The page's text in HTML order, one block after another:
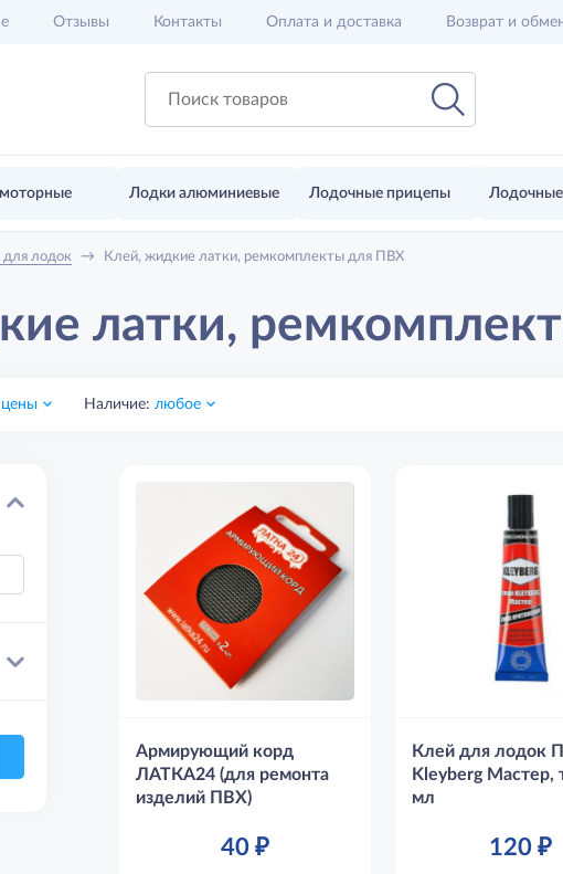
Отзывы Контакты Оплата и доставка Возврат и
Лодки алюминиевые Лодочные прицепы
для лодок → Клей, жидкие латки, ремкомплекты для ПВХ
латки,
цены Наличие: любое
Армирующий корд
ЛАТКА24 (для ремонта
изделий ПВХ)
40₽
Клей для лодок
Kleyberg Мастер,
мл
120₽